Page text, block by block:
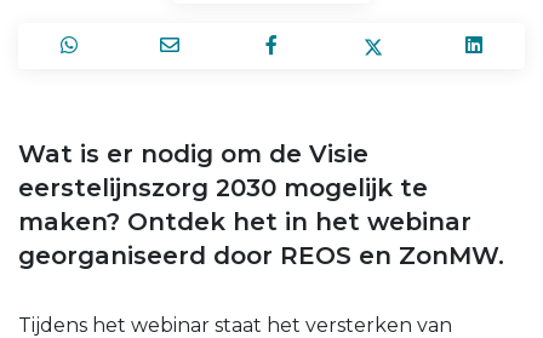
Wat is er nodig om de Visie
eerstelijnszorg 2030 mogelijk te
maken? Ontdek het in het webinar
georganiseerd door REOS en ZonMW.
Tijdens het webinar staat het versterken van